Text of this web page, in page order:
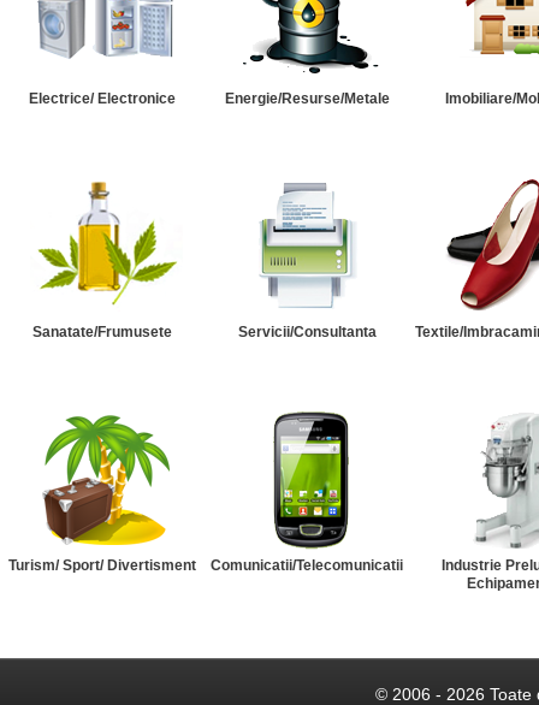
Electrice/ Electronice Energie/Resurse/Metale Imobiliare/
Sanatate/Frumusete Servicii/Consultanta Textile/
Turism/ Sport/ Divertisment Comunicatii/Telecomunicatii
Industrie
© 2006 - 2026